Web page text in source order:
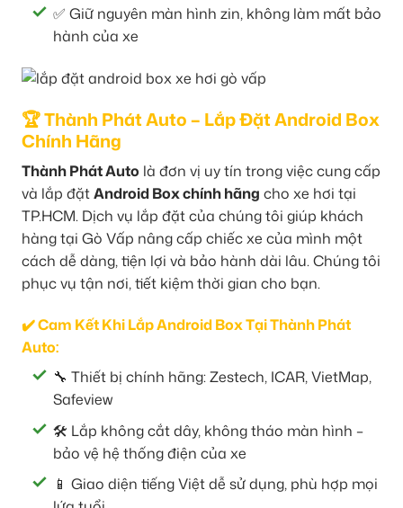
✅ Giữ nguyên màn hình zin, không làm mất bảo
hành của xe
🏆 Thành Phát Auto – Lắp Đặt Android Box
Chính Hãng
Thành Phát Auto là đơn vị uy tín trong việc cung cấp
và lắp đặtAndroid Box chính hãng cho xe hơi tại
TP.HCM. Dịch vụ lắp đặt của chúng tôi giúp khách
hàng tại Gò Vấp nâng cấp chiếc xe của mình một
cách dễ dàng, tiện lợi và bảo hành dài lâu. Chúng tôi
phục vụ tận nơi, tiết kiệm thời gian cho bạn.
✔️ Cam Kết Khi Lắp Android Box Tại Thành Phát
Auto:
🔧 Thiết bị chính hãng: Zestech, ICAR, VietMap,
Safeview
🛠️ Lắp không cắt dây, không tháo màn hình –
bảo vệ hệ thống điện của xe
📱 Giao diện tiếng Việt dễ sử dụng, phù hợp mọi